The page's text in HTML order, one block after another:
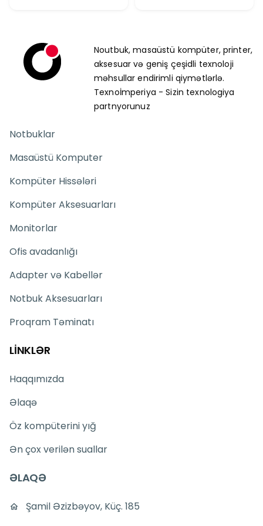
Noutbuk, masaüstü kompüter, printer,
aksesuar və geniş çeşidli texnoloji
məhsullar endirimli qiymətlərlə.
Texnoİmperiya - Sizin texnologiya
partnyorunuz
Notbuklar
Masaüstü Komputer
Kompüter Hissələri
Kompüter Aksesuarları
Monitorlar
Ofis avadanlığı
Adapter və Kabellər
Notbuk Aksesuarları
Proqram Təminatı
LİNKLƏR
Haqqımızda
Əlaqə
Öz kompüterini yığ
Ən çox verilən suallar
ƏLAQƏ
Şamil Əzizbəyov, Küç. 185